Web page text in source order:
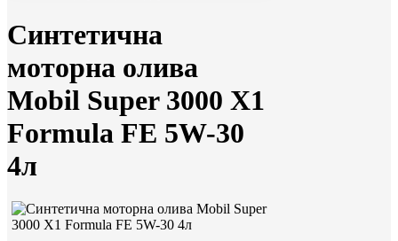
Синтетична
моторна олива
Mobil Super 3000 X1
Formula FE 5W-30
4л